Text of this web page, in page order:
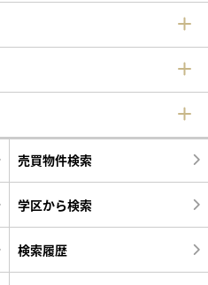
売買物件検索
学区から検索
検索履歴